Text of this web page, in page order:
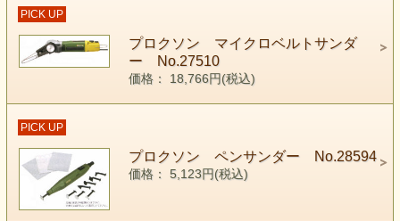
PICK UP
プロクソン マイクロベルトサンダ
ー No.27510
価格： 18,766円(税込)
PICK UP
プロクソン ペンサンダー No.28594
価格： 5,123円(税込)